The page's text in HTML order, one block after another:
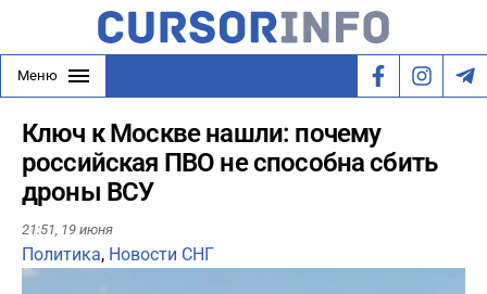
Меню
Ключ к Москве нашли: почему
российская ПВО не способна сбить
дроны ВСУ
21:51, 19 июня
Политика, Новости СНГ